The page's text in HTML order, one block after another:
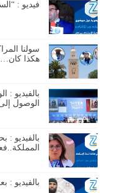
فيديو :
سولنا
هكذا كان…
بالفيديو :
الوصول
بالفيديو :
بالفيديو :